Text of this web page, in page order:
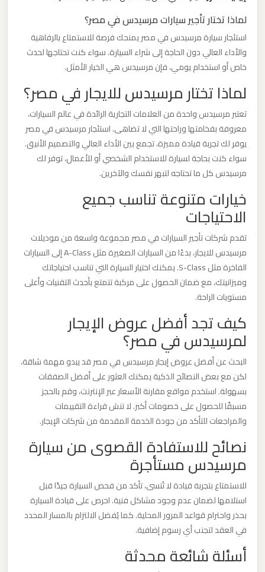
لماذا تختار تأجير سيارات مرسيدس في مصر؟
استئجار سيارة مرسيدس في مصر يمنحك فرصة للاستمتاع بالرفاهية
والأداء العالي دون الحاجة إلى شراء السيارة. سواء كنت تحتاجها لحدث
خاص أو استخدام يومي، فإن مرسيدس هي الخيار الأمثل.
لماذا تختار مرسيدس للايجار في مصر؟
تعتبر مرسيدس واحدة من العلامات التجارية الرائدة في عالم السيارات،
معروفة بفخامتها وراحتها التي لا تضاهى. استئجار مرسيدس في مصر
يوفر لك تجربة قيادة مميزة، تجمع بين الأداء العالي والتصميم الأنيق.
سواء كنت بحاجة لسيارة للاستخدام الشخصي أو للأعمال، توفر لك
مرسيدس كل ما تحتاجه لتبهر نفسك والآخرين.
خيارات متنوعة تناسب جميع
الاحتياجات
تقدم شركات تأجير السيارات في مصر مجموعة واسعة من موديلات
مرسيدس للايجار، بدءًا من السيارات الصغيرة مثل A-Class إلى السيارات
الفاخرة مثل S-Class. يمكنك اختيار السيارة التي تناسب احتياجاتك
وميزانيتك، مع ضمان الحصول على مركبة تتمتع بأحدث التقنيات وأعلى
مستويات الراحة.
كيف تجد أفضل عروض الإيجار
لمرسيدس في مصر؟
البحث عن أفضل عروض إيجار مرسيدس في مصر قد يبدو مهمة شاقة،
لكن مع بعض النصائح الذكية يمكنك العثور على أفضل الصفقات
بسهولة. استخدم مواقع مقارنة الأسعار عبر الإنترنت، وقم بالحجز
مسبقًا للحصول على خصومات أكبر. لا تنسَ قراءة التقييمات
والمراجعات للتأكد من جودة الخدمة المقدمة من شركات الإيجار.
نصائح للاستفادة القصوى من سيارة
مرسيدس مستأجرة
للاستمتاع بتجربة قيادة لا تُنسى، تأكد من فحص السيارة جيدًا قبل
استلامها لضمان عدم وجود مشاكل فنية. احرص على قيادة السيارة
بحذر واحترام قواعد المرور المحلية. كما يُفضل الالتزام بالمسار المحدد
في العقد لتجنب أي رسوم إضافية.
أسئلة شائعة محدثة
القاهرة
ليموزين
مطار
مرسي
مطروح
ليموزين
مطار
ليموزين
مطار
سفنكس
ليموزين
مطار
العرب
والإسكندرية
ليموزين
مطار
مرسي
مطروح
ليموزين
مطار
العرب